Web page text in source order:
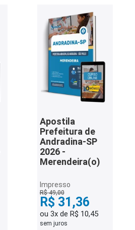
Apostila
Prefeitura de
Andradina-SP
2026 -
Merendeira(o)
Impresso
R$ 49,00
R$ 31,36
ou 3x de R$ 10,45
sem juros